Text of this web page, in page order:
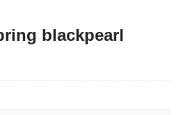
blackpearl